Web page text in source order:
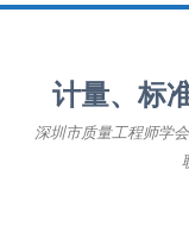
计量、标
深圳市质量工程师学